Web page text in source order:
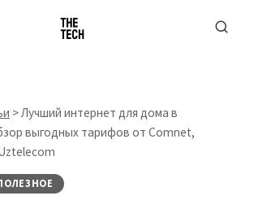
>Лучший интернет для дома в
выгодных тарифов от Comnet,